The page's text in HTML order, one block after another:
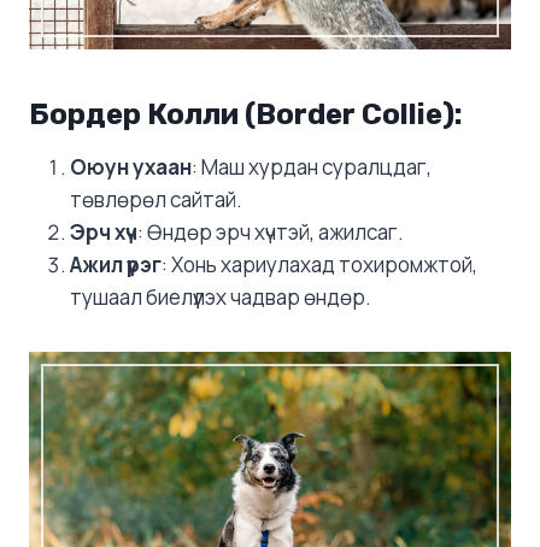
Бордер Колли (Border Collie):
Оюун ухаан: Маш хурдан суралцдаг,
төвлөрөл сайтай.
Эрч хүч: Өндөр эрч хүчтэй, ажилсаг.
Ажил үүрэг: Хонь хариулахад тохиромжтой,
тушаал биелүүлэх чадвар өндөр.